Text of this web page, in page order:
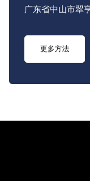
广东省中山市翠
更多方法